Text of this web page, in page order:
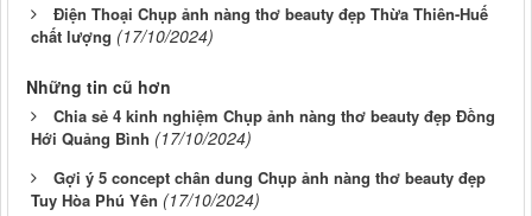
Điện Thoại Chụp ảnh nàng thơ beauty đẹp Thừa Thiên-Huế
chất lượng (17/10/2024)
Những tin cũ hơn
Chia sẻ 4 kinh nghiệm Chụp ảnh nàng thơ beauty đẹp Đồng
Hới Quảng Bình (17/10/2024)
Gợi ý 5 concept chân dung Chụp ảnh nàng thơ beauty đẹp
Tuy Hòa Phú Yên (17/10/2024)